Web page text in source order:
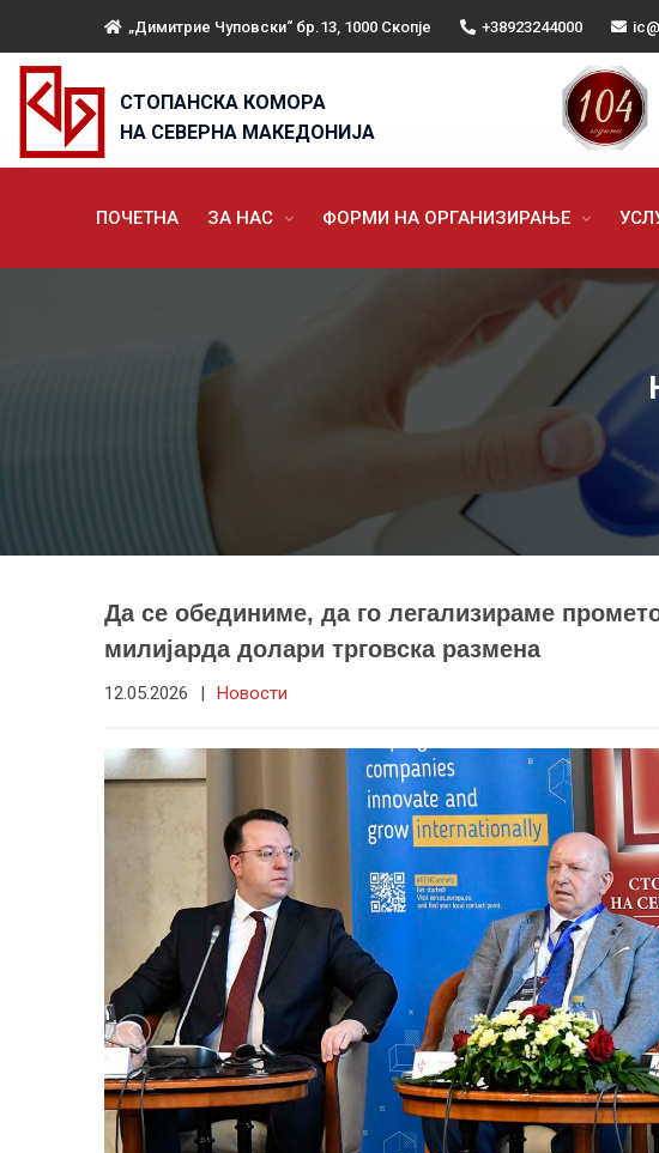
„Димитрие Чуповски“ бр.13, 1000 Скопје +38923244000
СТОПАНСКА КОМОРА
НА СЕВЕРНА МАКЕДОНИЈА
ПОЧЕТНА ЗА НАС ФОРМИ НА ОРГАНИЗИРАЊЕ
Да се обединиме, да го легализираме
милијарда долари трговска размена
12.05.2026 | Новости